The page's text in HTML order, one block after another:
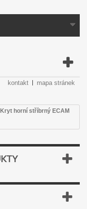
kontakt mapa stránek
Kryt horní stříbrný ECAM